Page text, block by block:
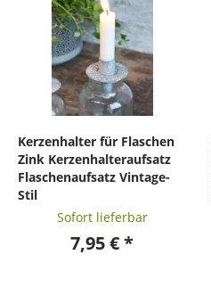
Kerzenhalter für Flaschen
Zink Kerzenhalteraufsatz
Flaschenaufsatz Vintage-
Stil
Sofort lieferbar
7,95 € *